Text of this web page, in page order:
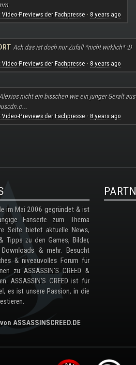
Previews der Fachpresse· 8 years ago
Ach das ist doch nur Zufall *nicht wirklich* :D
Previews der Fachpresse· 8 years ago
nicht ein bisschen wie ein junger Geralt
Previews der Fachpresse· 8 years ago
im Mai 2006 gegründet & ist
Fanseite zum Thema
Seite bietet aktuelle News,
Tipps zu den Games, Bilder,
& mehr. Besucht
& niveauvolles Forum für
zu ASSASSIN'S CREED &
ASSASSIN'S CREED ist für
es ist unsere Passion, in die
ASSASSINSCREED.DE